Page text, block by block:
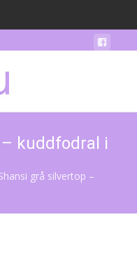
kuddfodral i
grå silvertop –